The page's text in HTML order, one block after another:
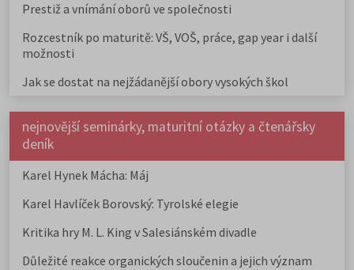
Prestiž a vnímání oborů ve společnosti
Rozcestník po maturitě: VŠ, VOŠ, práce, gap year i další
možnosti
Jak se dostat na nejžádanější obory vysokých škol
nejnovější seminárky, maturitní otázky a čtenářsky
deník
Karel Hynek Mácha: Máj
Karel Havlíček Borovský: Tyrolské elegie
Kritika hry M. L. King v Salesiánském divadle
Důležité reakce organických sloučenin a jejich význam